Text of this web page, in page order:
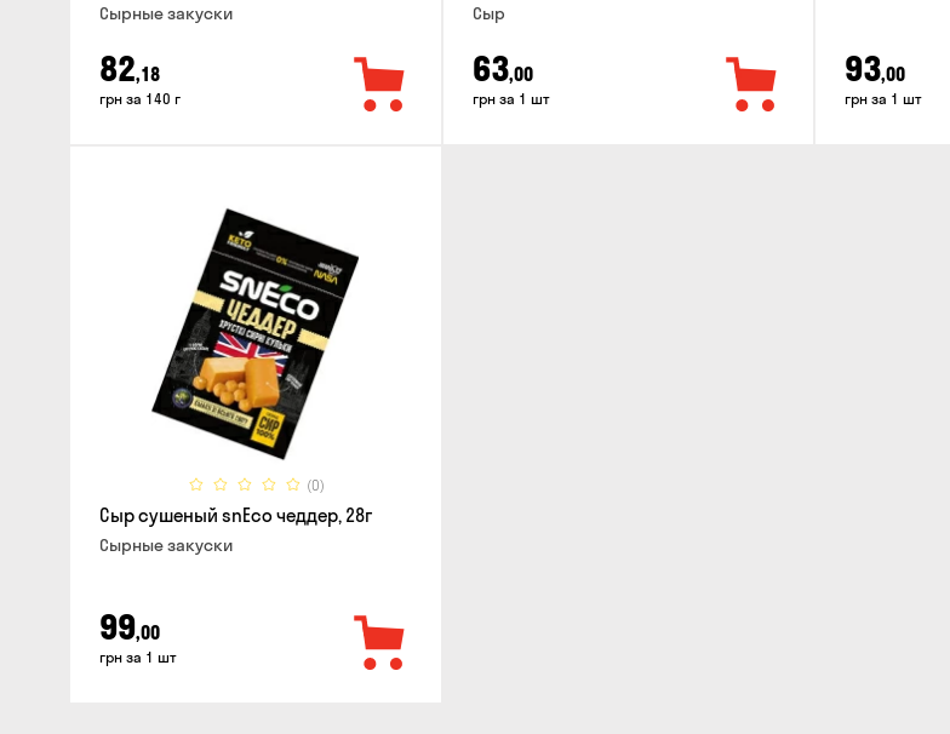
Cырные закуски
82,18
грн за 140 г
Сыр
63,00
грн за 1 шт
93,00
грн за 1 шт
(0)
Сыр сушеный snEco чеддер, 28г
Cырные закуски
99,00
грн за 1 шт